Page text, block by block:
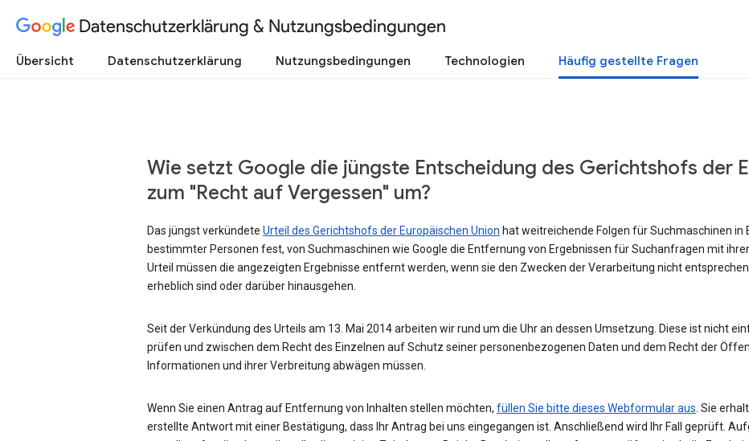
Datenschutzerklärung & Nutzungsbedingungen
Übersicht Datenschutzerklärung Nutzungsbedingungen Technologien Häufig gestellte Fragen
Wie setzt Google die jüngste Entscheidung des Gerichtshofs der
zum "Recht auf Vergessen" um?
Das jüngst verkündete Urteil des Gerichtshofs der Europäischen Union hat weitreichende Folgen für Suchmaschinen in
bestimmter Personen fest, von Suchmaschinen wie Google die Entfernung von Ergebnissen für Suchanfragen mit
Urteil müssen die angezeigten Ergebnisse entfernt werden, wenn sie den Zwecken der Verarbeitung nicht
erheblich sind oder darüber hinausgehen.
Seit der Verkündung des Urteils am 13. Mai 2014 arbeiten wir rund um die Uhr an dessen Umsetzung. Diese ist nicht
prüfen und zwischen dem Recht des Einzelnen auf Schutz seiner personenbezogenen Daten und dem Recht der
Informationen und ihrer Verbreitung abwägen müssen.
Wenn Sie einen Antrag auf Entfernung von Inhalten stellen möchten, füllen Sie bitte dieses Webformular aus . Sie
erstellte Antwort mit einer Bestätigung, dass Ihr Antrag bei uns eingegangen ist. Anschließend wird Ihr Fall geprüft.